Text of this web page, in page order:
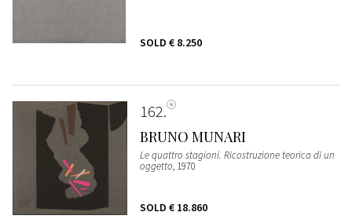
SOLD € 8.250
162
BRUNO MUNARI
Le quattro stagioni. Ricostruzione teorica di un
oggetto, 1970
SOLD € 18.860